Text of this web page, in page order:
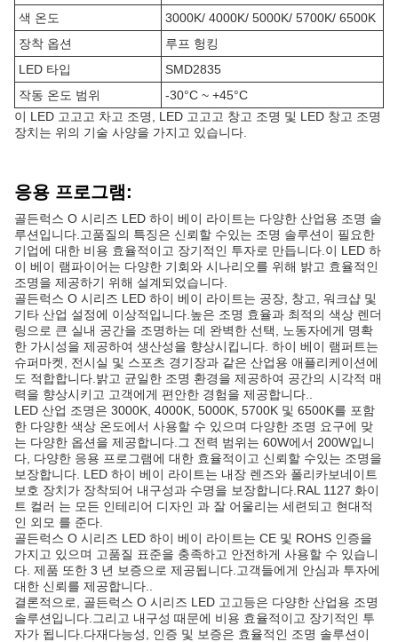
색 온도
3000K/ 4000K/ 5000K/ 5700K/ 6500K
장착 옵션
루프 헝킹
LED 타입
SMD2835
작동 온도 범위
-30°C ~ +45°C
이 LED 고고고 차고 조명, LED 고고고 창고 조명 및 LED 창고 조명
장치는 위의 기술 사양을 가지고 있습니다.
응용 프로그램:
골든럭스 O 시리즈 LED 하이 베이 라이트는 다양한 산업용 조명 솔
루션입니다.고품질의 특징은 신뢰할 수있는 조명 솔루션이 필요한
기업에 대한 비용 효율적이고 장기적인 투자로 만듭니다.이 LED 하
이 베이 램파이어는 다양한 기회와 시나리오를 위해 밝고 효율적인
조명을 제공하기 위해 설계되었습니다.
골든럭스 O 시리즈 LED 하이 베이 라이트는 공장, 창고, 워크샵 및
기타 산업 설정에 이상적입니다.높은 조명 효율과 최적의 색상 렌더
링으로 큰 실내 공간을 조명하는 데 완벽한 선택, 노동자에게 명확
한 가시성을 제공하여 생산성을 향상시킵니다. 하이 베이 램퍼트는
슈퍼마켓, 전시실 및 스포츠 경기장과 같은 산업용 애플리케이션에
도 적합합니다.밝고 균일한 조명 환경을 제공하여 공간의 시각적 매
력을 향상시키고 고객에게 편안한 경험을 제공합니다..
LED 산업 조명은 3000K, 4000K, 5000K, 5700K 및 6500K를 포함
한 다양한 색상 온도에서 사용할 수 있으며 다양한 조명 요구에 맞
는 다양한 옵션을 제공합니다.그 전력 범위는 60W에서 200W입니
다, 다양한 응용 프로그램에 대한 효율적이고 신뢰할 수있는 조명을
보장합니다. LED 하이 베이 라이트는 내장 렌즈와 폴리카보네이트
보호 장치가 장착되어 내구성과 수명을 보장합니다.RAL 1127 화이
트 컬러 는 모든 인테리어 디자인 과 잘 어울리는 세련되고 현대적
인 외모 를 준다.
골든럭스 O 시리즈 LED 하이 베이 라이트는 CE 및 ROHS 인증을
가지고 있으며 고품질 표준을 충족하고 안전하게 사용할 수 있습니
다. 제품 또한 3 년 보증으로 제공됩니다.고객들에게 안심과 투자에
대한 신뢰를 제공합니다..
결론적으로, 골든럭스 O 시리즈 LED 고고등은 다양한 산업용 조명
솔루션입니다.그리고 내구성 때문에 비용 효율적이고 장기적인 투
자가 됩니다.다재다능성, 인증 및 보증은 효율적인 조명 솔루션이